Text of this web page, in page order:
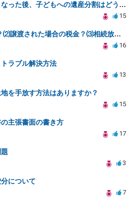
再婚同士の親が亡くなった後、子どもへの遺産分割はどうなる？
15
⑴ 誰が法定相続人？⑵譲渡された場合の税金？⑶相続放棄後同じ不動産を相続できない？⑷借金返済義務は？
16
ラブル解決方法
13
を手放す方法はありますか？
15
主張書面の書き方
17
3
について
7